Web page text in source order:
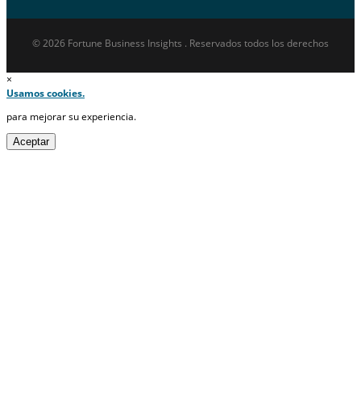
© 2026 Fortune Business Insights . Reservados todos los derechos
×
Usamos cookies.
para mejorar su experiencia.
Aceptar